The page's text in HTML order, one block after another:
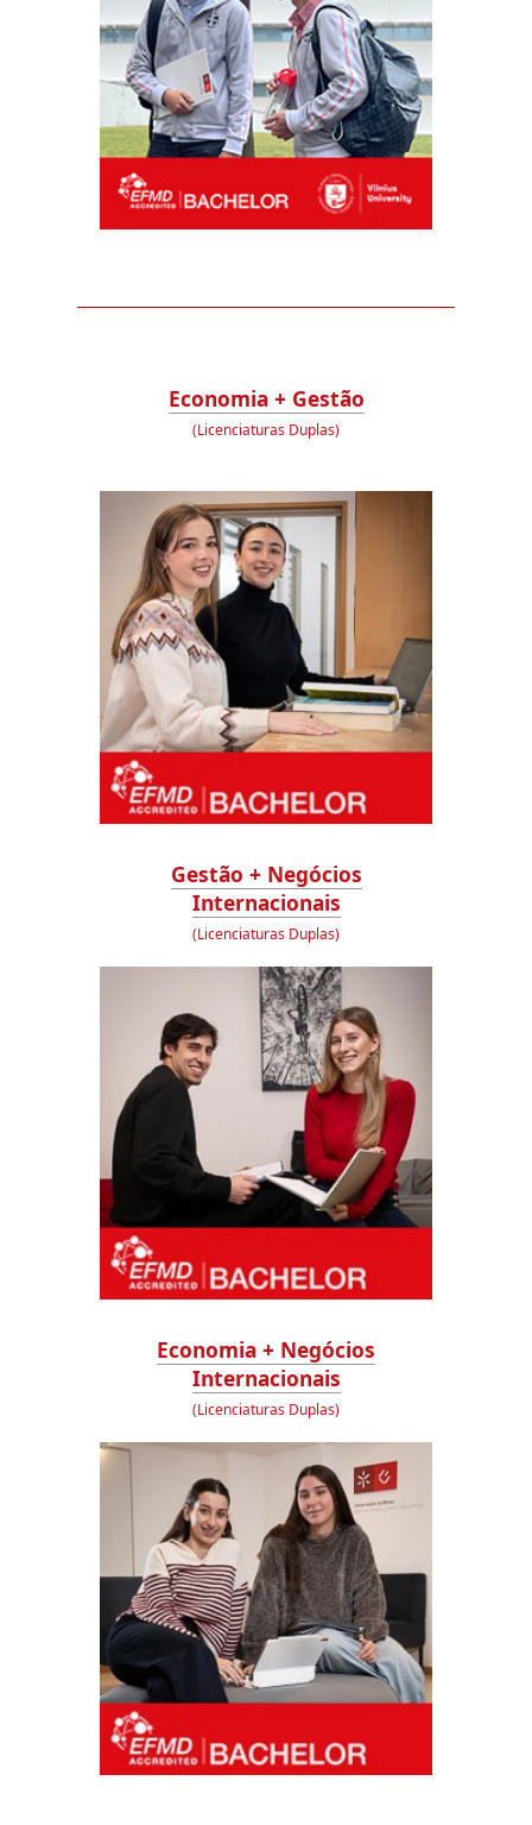
Economia + Gestão
(Licenciaturas Duplas)
Gestão + Negócios
Internacionais
(Licenciaturas Duplas)
Economia + Negócios
Internacionais
(Licenciaturas Duplas)